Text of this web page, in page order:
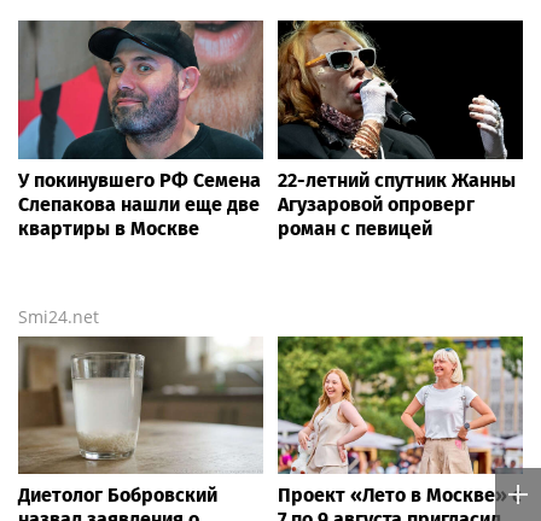
У покинувшего РФ Семена
Слепакова нашли еще две
квартиры в Москве
22-летний спутник Жанны
Агузаровой опроверг
роман с певицей
Smi24.net
Диетолог Бобровский
Проект «Лето в Москве» с